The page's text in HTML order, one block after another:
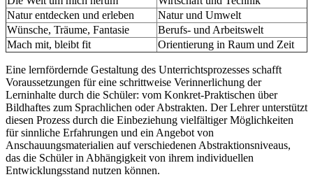
Natur entdecken und erleben
Natur und Umwelt
Wünsche, Träume, Fantasie
Berufs- und Arbeitswelt
Mach mit, bleibt fit
Orientierung in Raum und Zeit
Eine lernfördernde Gestaltung des Unterrichtsprozesses schafft
Voraussetzungen für eine schrittweise Verinnerlichung der
Lerninhalte durch die Schüler: vom Konkret-Praktischen über
Bildhaftes zum Sprachlichen oder Abstrakten. Der Lehrer unterstützt
diesen Prozess durch die Einbeziehung vielfältiger Möglichkeiten
für sinnliche Erfahrungen und ein Angebot von
Anschauungsmaterialien auf verschiedenen Abstraktionsniveaus,
das die Schüler in Abhängigkeit von ihrem individuellen
Entwicklungsstand nutzen können.